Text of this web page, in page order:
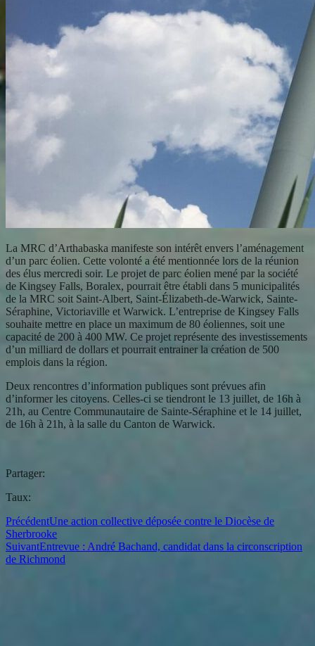
La MRC d’Arthabaska manifeste son intérêt envers l’aménagement
d’un parc éolien. Cette volonté a été mentionnée lors de la réunion
des élus mercredi soir. Le projet de parc éolien mené par la société
de Kingsey Falls, Boralex, pourrait être établi dans 5 municipalités
de la MRC soit Saint-Albert, Saint-Élizabeth-de-Warwick, Sainte-
Séraphine, Victoriaville et Warwick. L’entreprise de Kingsey Falls
souhaite mettre en place un maximum de 80 éoliennes, soit une
capacité de 200 à 400 MW. Ce projet représente des investissements
d’un milliard de dollars et pourrait entrainer la création de 500
emplois dans la région.
Deux rencontres d’information publiques sont prévues afin
d’informer les citoyens. Celles-ci se tiendront le 13 juillet, de 16h à
21h, au Centre Communautaire de Sainte-Séraphine et le 14 juillet,
de 16h à 21h, à la salle du Canton de Warwick.
Partager:
Taux:
PrécédentUne action collective déposée contre le Diocèse de
Sherbrooke
SuivantEntrevue : André Bachand, candidat dans la circonscription
de Richmond